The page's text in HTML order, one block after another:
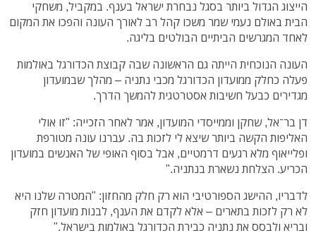
הייצוג הגדול ביותר בסגל נבחרת ישראל בענף. במקביל, משחקי
הבית באולם נעמי שמר משכו קהל רב לאורך העונה והפכו את המקום
לאחד המגרשים הביתיים הבולטים בליגה.
העונה הנוכחית הייתה גם הראשונה שבה קבוצת הכדורגל באולמות
פעלה כחלק ממועדון הכדורגל מכבי נתניה – מהלך שבמועדון
מגדירים כבעל חשיבות אסטרטגית להמשך הדרך.
דן בר־אל, שחקן וממייסדי המועדון, אמר לאחר הזכייה: "זו אולי
האליפות הקשה ביותר שיצא לי לזכות בה. עברנו עונה מטורפת
ופלייאוף מלא רגעים דרמטיים, אבל בסוף האופי של האנשים במועדון
הכריע. הצלחת נשארת בנתניה."
לדבריו, ההישג הספורטיבי הוא רק חלק מהחזון: "המטרה שלנו היא
לא רק לזכות בתארים – אלא לקדם את הענף, לבנות מועדון חזק
ובריא ולבסס את נתניה כבירת הכדורגל באולמות בישראל."